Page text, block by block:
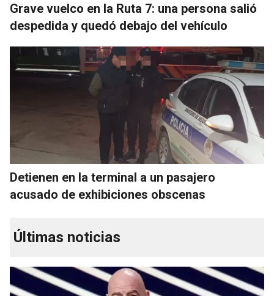
Grave vuelco en la Ruta 7: una persona salió
despedida y quedó debajo del vehículo
Detienen en la terminal a un pasajero
acusado de exhibiciones obscenas
Últimas noticias